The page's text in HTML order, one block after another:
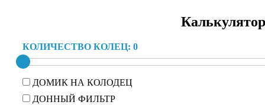
КОЛИЧЕСТВО КОЛЕЦ: 0
ДОМИК НА КОЛОДЕЦ
ДОННЫЙ ФИЛЬТР